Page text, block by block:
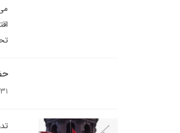
۳۱ مرداد ۱۳۹۸